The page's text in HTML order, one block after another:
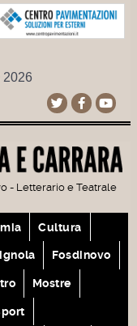
2026
- Letterario e Teatrale
Cultura
Fosdinovo
Mostre